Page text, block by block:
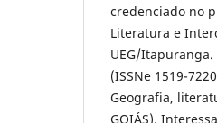
credenciado no
Literatura e
UEG/
(ISSNe 1519-
Geografia,
GOIÁS).